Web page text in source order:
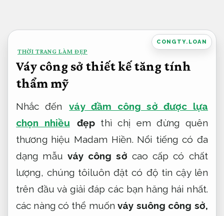
nội
dung
CONGTY.LOAN
THỜI TRANG LÀM ĐẸP
Váy công sở thiết kế tăng tính
thẩm mỹ
Nhắc đến
váy đầm công sở được lựa
chọn nhiều
đẹpthì chị em đừng quên
thương hiệu Madam Hiền. Nổi tiếng có đa
dạng mẫu váy công sở cao cấp có chất
lượng, chúng tôiluôn đặt có độ tin cậy lên
trên đầu và giải đáp các bạn hăng hái nhất.
các nàng có thể muốnváy suông công sở,